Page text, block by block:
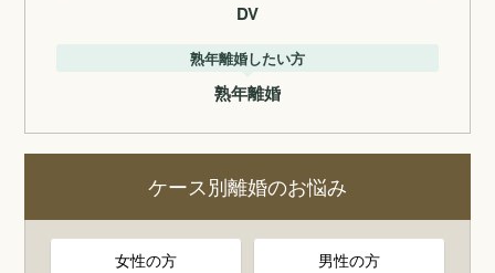
DV
熟年離婚したい方
熟年離婚
ケース別離婚のお悩み
女性の方 男性の方